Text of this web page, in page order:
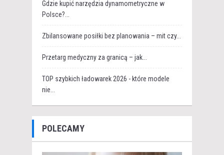
Gdzie kupić narzędzia dynamometryczne w
Polsce?...
Zbilansowane posiłki bez planowania – mit czy...
Przetarg medyczny za granicą – jak...
TOP szybkich ładowarek 2026 - które modele
nie...
POLECAMY